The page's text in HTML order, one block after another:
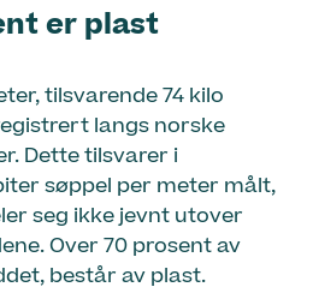
er plast
tilsvarende 74 kilo
langs norske
Dette tilsvarer i
søppel per meter målt,
seg ikke jevnt utover
Over 70 prosent av
består av plast.